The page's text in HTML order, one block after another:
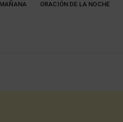
ORACIÓN DE LA NOCHE